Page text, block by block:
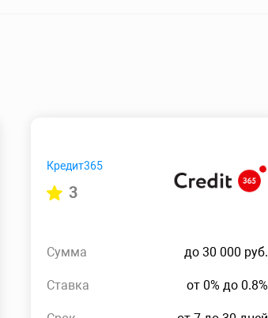
Кредит365
3
Сумма до 30 000 руб.
Ставка от 0% до 0.8%